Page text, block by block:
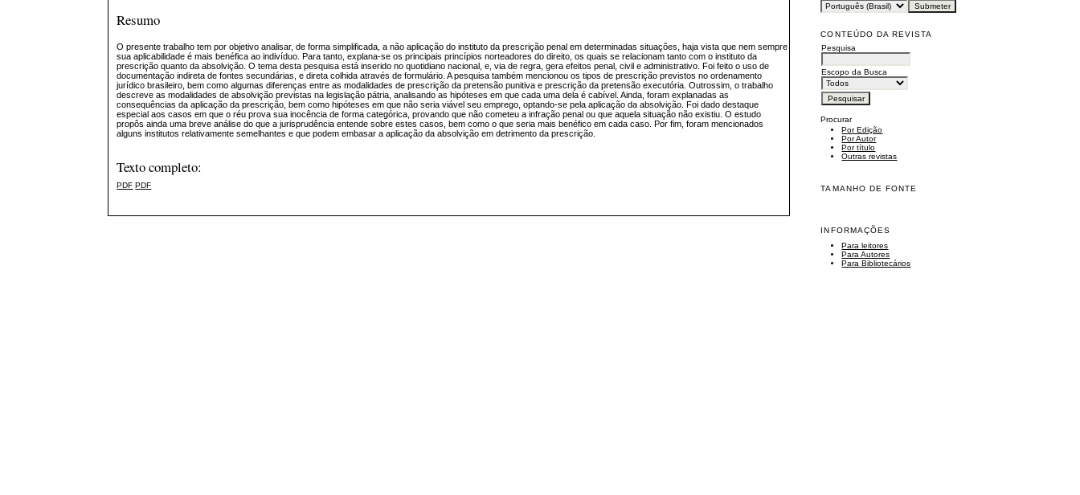
CONTEÚDO DA REVISTA
Pesquisa
Escopo da Busca
Procurar
Por Edição
Por Autor
Por título
Outras revistas
TAMANHO DE FONTE
INFORMAÇÕES
Para leitores
Para Autores
Para Bibliotecários
Resumo
O presente trabalho tem por objetivo analisar, de forma simplificada, a não aplicação do instituto da prescrição penal em determinadas situações, haja vista que nem sempre
sua aplicabilidade é mais benéfica ao indivíduo. Para tanto, explana-se os principais princípios norteadores do direito, os quais se relacionam tanto com o instituto da
prescrição quanto da absolvição. O tema desta pesquisa está inserido no quotidiano nacional, e, via de regra, gera efeitos penal, civil e administrativo. Foi feito o uso de
documentação indireta de fontes secundárias, e direta colhida através de formulário. A pesquisa também mencionou os tipos de prescrição previstos no ordenamento
jurídico brasileiro, bem como algumas diferenças entre as modalidades de prescrição da pretensão punitiva e prescrição da pretensão executória. Outrossim, o trabalho
descreve as modalidades de absolvição previstas na legislação pátria, analisando as hipóteses em que cada uma dela é cabível. Ainda, foram explanadas as
consequências da aplicação da prescrição, bem como hipóteses em que não seria viável seu emprego, optando-se pela aplicação da absolvição. Foi dado destaque
especial aos casos em que o réu prova sua inocência de forma categórica, provando que não cometeu a infração penal ou que aquela situação não existiu. O estudo
propôs ainda uma breve análise do que a jurisprudência entende sobre estes casos, bem como o que seria mais benéfico em cada caso. Por fim, foram mencionados
alguns institutos relativamente semelhantes e que podem embasar a aplicação da absolvição em detrimento da prescrição.
Texto completo:
PDF PDF